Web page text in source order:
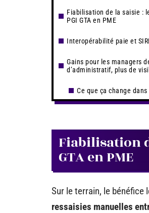
Fiabilisation de la saisie :
PGI GTA en PME
Interopérabilité paie et
Gains pour les managers
d’administratif, plus de
Ce que ça change
Fiabilisation
GTA en PME
Sur le terrain, le bénéfice
ressaisies manuelles